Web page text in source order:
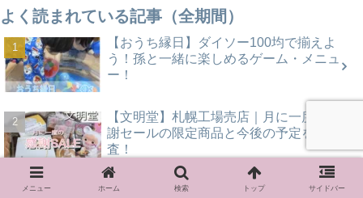
よく読まれている記事（全期間）
【おうち縁日】ダイソー100均で揃えよ
う！孫と一緒に楽しめるゲーム・メニュ
ー！
【文明堂】札幌工場売店｜月に一度の感
謝セールの限定商品と今後の予定を調
査！
【六花亭】お取り寄せできない⁈北海道
メニュー ホーム 検索 トップ サイドバー